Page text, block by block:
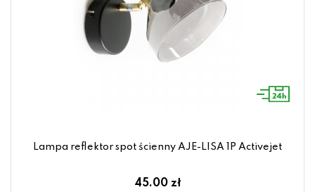
Lampa reflektor spot ścienny AJE-LISA 1P Activejet
45.00 zł